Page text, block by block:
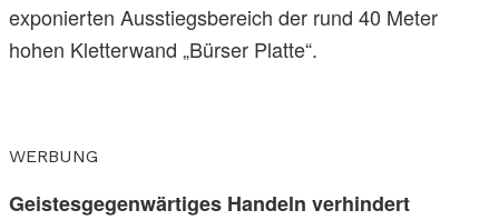
exponierten Ausstiegsbereich der rund 40 Meter
hohen Kletterwand „Bürser Platte“.
WERBUNG
Geistesgegenwärtiges Handeln verhindert